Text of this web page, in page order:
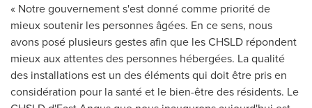
« Notre gouvernement s'est donné comme priorité de
mieux soutenir les personnes âgées. En ce sens, nous
avons posé plusieurs gestes afin que les CHSLD répondent
mieux aux attentes des personnes hébergées. La qualité
des installations est un des éléments qui doit être pris en
considération pour la santé et le bien-être des résidents. Le